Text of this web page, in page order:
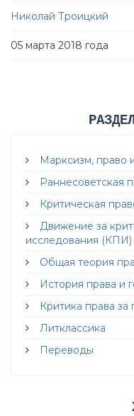
Николай Троицкий
05 марта 2018 года
Марксизм, право
Раннесоветская
Критическая
Движение за
исследования (КПИ)
Общая теория
История права и
Критика права
Литклассика
Переводы